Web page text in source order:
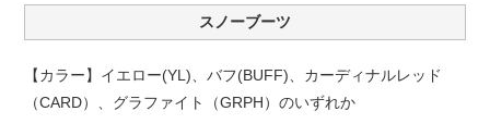
スノーブーツ
【カラー】イエロー(YL)、バフ(BUFF)、カーディナルレッド
（CARD）、グラファイト（GRPH）のいずれか